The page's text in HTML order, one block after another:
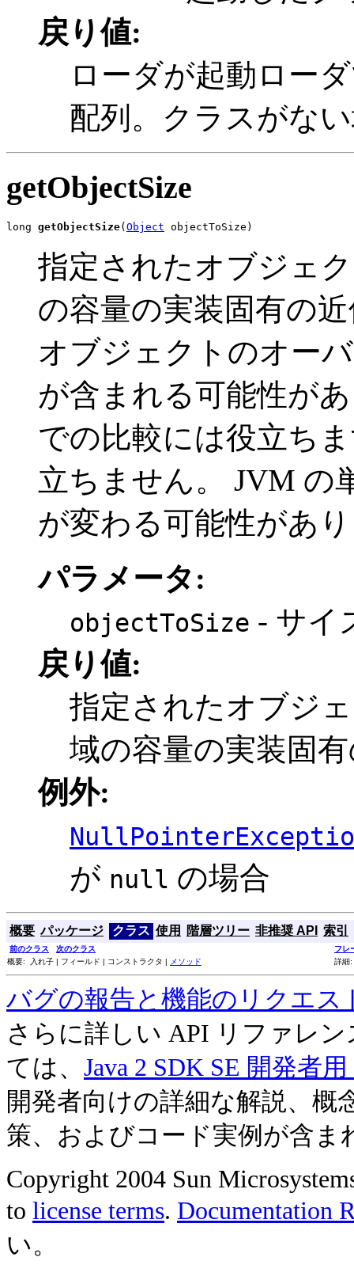
戻り値:
ローダが起動ロー
配列。クラスがな
getObjectSize
long getObjectSize( Object objectToSize)
指定されたオブジェ
の容量の実装固有の
オブジェクトのオー
が含まれる可能性が
での比較には役立ち
立ちません。 JVM の
が変わる可能性があ
パラメータ:
objectToSize - サイ
戻り値:
指定されたオブジ
域の容量の実装固
例外:
が null の場合
概要 パッケージ クラス 使用 階層ツリー 非推奨 API 索引
前のクラス 次のクラス
フレ
概要: 入れ子 | フィールド | コンストラクタ |
メソッド 詳細
バグの報告と機能のリクエス
さらに詳しい API リファレ
ては、 Java 2 SDK SE 開発者
開発者向けの詳細な解説、概
策、およびコード実例が含ま
Copyright 2004 Sun
to license terms. Documentation
い。